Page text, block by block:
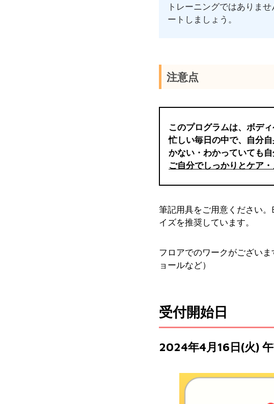
トレーニングではありま
ートしましょう。
注意点
このプログラムは、ボデ
忙しい毎日の中で、自分
かない・わかっていても
ご自分でしっかりとケア
筆記用具をご用意ください
イズを推奨しています。
フロアでのワークがござい
ョールなど）
受付開始日
2024年4月16日(火)